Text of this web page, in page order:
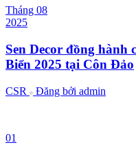
Tháng 08
2025
Sen Decor đồng
Biển 2025 tại Côn Đảo
CSR Đăng bởi admin
01